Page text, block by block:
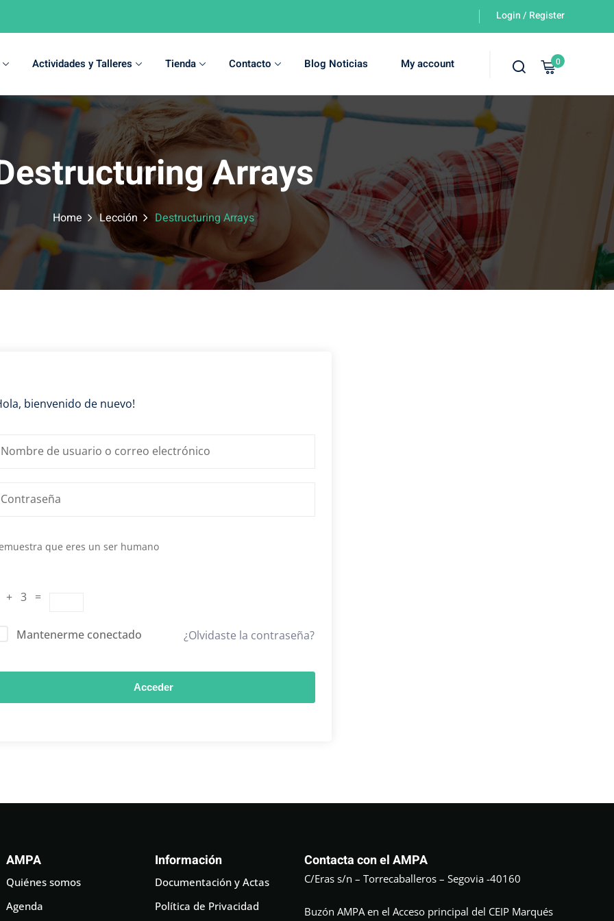
Login / Register
Actividades y Talleres Tienda Contacto Blog Noticias My account 0
Arrays
Home Lección Destructuring Arrays
bienvenido de nuevo!
que eres un ser humano
+ 3 =
Mantenerme conectado ¿Olvidaste la contraseña?
Acceder
AMPA
Quiénes somos
Agenda
Información
Documentación y Actas
Política de Privacidad
Contacta con el AMPA
C/Eras s/n – Torrecaballeros – Segovia -40160
Buzón AMPA en el Acceso principal del CEIP Marqués
Sign in Sign up
Sign in
Don’t have an account? Sign up